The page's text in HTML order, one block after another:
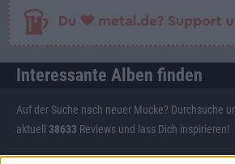
Interessante Alben finden
Auf der Suche nach neuer Mucke? Durchsuche
aktuell 38633 Reviews und lass Dich inspirieren!